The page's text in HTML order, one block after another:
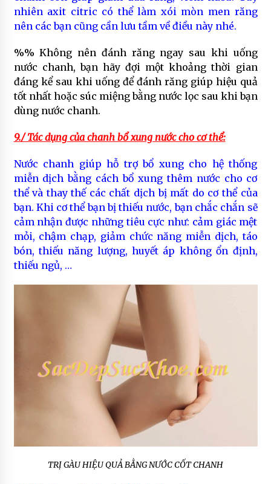
nhiên axit citric có thể làm xói mòn men răng
nên các bạn cũng cần lưu tầm về điều này nhé.
%% Không nên đánh răng ngay sau khi uống
nước chanh, bạn hãy đợi một khoảng thời gian
đáng kể sau khi uống để đánh răng giúp hiệu quả
tốt nhất hoặc súc miệng bằng nước lọc sau khi bạn
dùng nước chanh.
9./ Tác dụng của chanh bổ xung nước cho cơ thể:
Nước chanh giúp hỗ trợ bổ xung cho hệ thống
miễn dịch bằng cách bổ xung thêm nước cho cơ
thể và thay thế các chất dịch bị mất do cơ thể của
bạn. Khi cơ thể bạn bị thiếu nước, bạn chắc chắn sẽ
cảm nhận được những tiêu cực như: cảm giác mệt
mỏi, chậm chạp, giảm chức năng miễn dịch, táo
bón, thiếu năng lượng, huyết áp không ổn định,
thiếu ngủ, …
TRỊ GÀU HIỆU QUẢ BẰNG NƯỚC CỐT CHANH